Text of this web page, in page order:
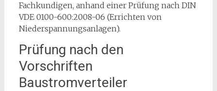
Fachkundigen, anhand einer Prüfung nach DIN
VDE 0100-600:2008-06 (Errichten von
Niederspannungsanlagen).
Prüfung nach den
Vorschriften
Baustromverteiler